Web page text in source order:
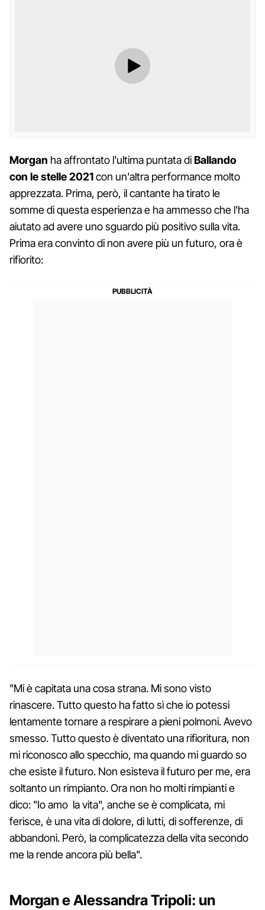
Morgan ha affrontato l'ultima puntata diBallando
con le stelle 2021con un'altra performance molto
apprezzata. Prima, però, il cantante ha tirato le
somme di questa esperienza e ha ammesso che l'ha
aiutato ad avere uno sguardo più positivo sulla vita.
Prima era convinto di non avere più un futuro, ora è
rifiorito:
"Mi è capitata una cosa strana. Mi sono visto
rinascere. Tutto questo ha fatto sì che io potessi
lentamente tornare a respirare a pieni polmoni. Avevo
smesso. Tutto questo è diventato una rifioritura, non
mi riconosco allo specchio, ma quando mi guardo so
che esiste il futuro. Non esisteva il futuro per me, era
soltanto un rimpianto. Ora non ho molti rimpianti e
dico: "Io amo la vita", anche se è complicata, mi
ferisce, è una vita di dolore, di lutti, di sofferenze, di
abbandoni. Però, la complicatezza della vita secondo
me la rende ancora più bella".
Morgan e Alessandra Tripoli: un